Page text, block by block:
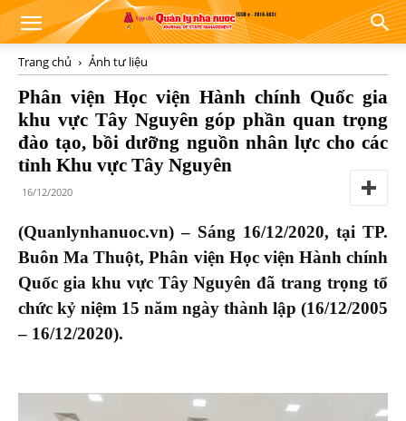
Trang chủ Ảnh tư liệu
Phân viện Học viện Hành chính Quốc gia
khu vực Tây Nguyên góp phần quan trọng
đào tạo, bồi dưỡng nguồn nhân lực cho các
tỉnh Khu vực Tây Nguyên
16/12/2020
(Quanlynhanuoc.vn) – Sáng 16/12/2020, tại TP.
Buôn Ma Thuột, Phân viện Học viện Hành chính
Quốc gia khu vực Tây Nguyên đã trang trọng tổ
chức kỷ niệm 15 năm ngày thành lập (16/12/2005
– 16/12/2020).